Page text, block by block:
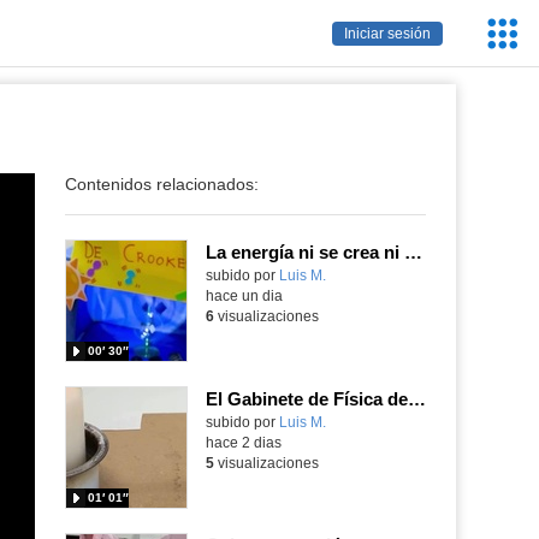
Iniciar sesión
Contenidos relacionados:
La energía ni se crea ni se destruye... ¡se experimenta! El Tierno en la Feria Madrid es Ciencia 2026
Contenido educativo.
subido por Luis M.
00′ 30″
hace un dia
6visualizaciones
El Gabinete de Física del IES Enrique Tierno Galván de Parla (Curso 25-26)
Contenido educativo.
subido por Luis M.
01′ 01″
hace 2 dias
5visualizaciones